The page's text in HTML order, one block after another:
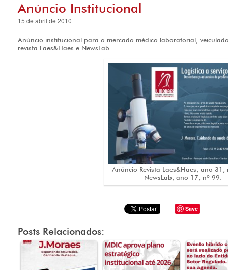
Anúncio Institucional
15 de abril de 2010
Anúncio institucional para o mercado médico laboratorial,
revista Laes&Haes e NewsLab.
Anúncio Revista Laes&Haes, ano 31,
NewsLab, ano 17, nº 99.
Save
Posts Relacionados: